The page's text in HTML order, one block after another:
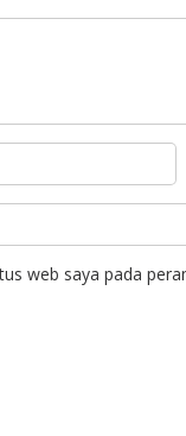
web saya pada